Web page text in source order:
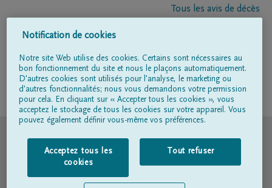
Tous les avis de décès
Entrepreneur de pompes funèbres
Suivez-nous sur
Conditions d'utilisation
Notification de cookies
Notre site Web utilise des cookies. Certains sont nécessaires au
bon fonctionnement du site et nous le plaçons automatiquement.
D'autres cookies sont utilisés pour l'analyse, le marketing ou
d'autres fonctionnalités; nous vous demandons votre permission
pour cela. En cliquant sur « Accepter tous les cookies », vous
acceptez le stockage de tous les cookies sur votre appareil. Vous
pouvez également définir vous-même vos préférences.
Acceptez tous les
cookies
Tout refuser